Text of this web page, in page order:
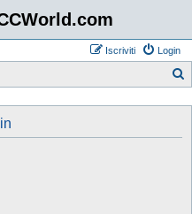
Login
Iscriviti